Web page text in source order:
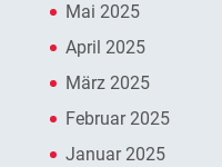
Mai 2025
April 2025
März 2025
Februar 2025
Januar 2025